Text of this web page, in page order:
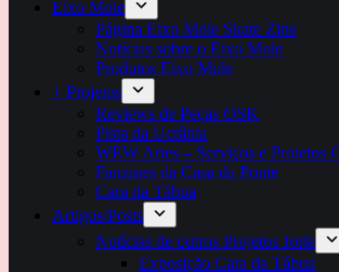
Eixo Mole
Página Eixo Mole Skate Zine
Notícias sobre o Eixo Mole
Produtos Eixo Mole
+ Projetos
Reviews de Peças OSK
Pista da Ucrânia
WEW Artes – Serviços e Projetos
Fanzines da Casa da Ponte
Cara da Tábua
Artigos/Posts
Notícias de outros Projetos Jorle
Exposição Cara da Tábua